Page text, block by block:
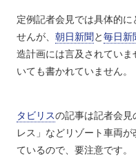
定例記者会見では具体的
せんが、 朝日新聞と毎日新
造計画には言及されてい
いても書かれていません。
タビリスの記事は記者会
レス」などリゾート車両
ているので、要注意です。